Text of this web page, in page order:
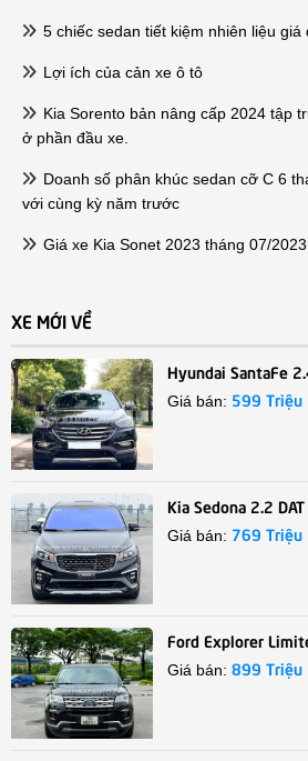
5 chiếc sedan tiết kiệm nhiên liệu
Lợi ích của cản xe ô tô
Kia Sorento bản nâng cấp 2024 tập
ở phần đầu xe.
Doanh số phân khúc sedan cỡ C 6
với cùng kỳ năm trước
Giá xe Kia Sonet 2023 tháng 07/
XE MỚI VỀ
Hyundai SantaFe
Giá bán: 599 Triệu
Kia Sedona 2.2
Giá bán: 769 Triệu
Ford Explorer
Giá bán:899 Triệu